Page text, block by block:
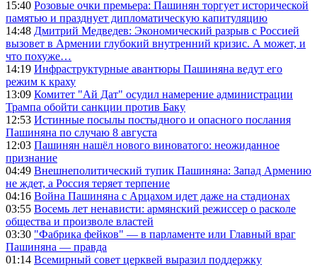
15:40 Розовые очки премьера: Пашинян торгует исторической
памятью и празднует дипломатическую капитуляцию
14:48 Дмитрий Медведев: Экономический разрыв с Россией
вызовет в Армении глубокий внутренний кризис. А может, и
что похуже…
14:19 Инфраструктурные авантюры Пашиняна ведут его
режим к краху
13:09 Комитет "Ай Дат" осудил намерение администрации
Трампа обойти санкции против Баку
12:53 Истинные посылы постыдного и опасного послания
Пашиняна по случаю 8 августа
12:03 Пашинян нашёл нового виноватого: неожиданное
признание
04:49 Внешнеполитический тупик Пашиняна: Запад Армению
не ждет, а Россия теряет терпение
04:16 Война Пашиняна с Арцахом идет даже на стадионах
03:55 Восемь лет ненависти: армянский режиссер о расколе
общества и произволе властей
03:30 "Фабрика фейков" — в парламенте или Главный враг
Пашиняна — правда
01:14 Всемирный совет церквей выразил поддержку